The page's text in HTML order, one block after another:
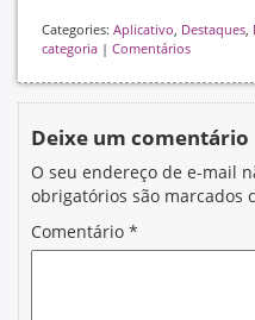
Categories: Aplicativo, Destaques,
categoria | Comentários
Deixe um comentário
O seu endereço de e-mail
obrigatórios são marcados
Comentário *